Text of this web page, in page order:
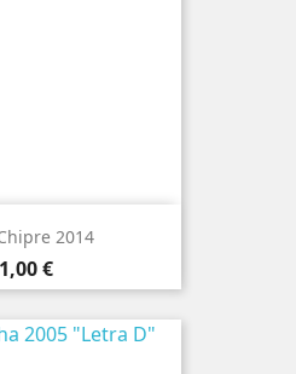
2014
Preço
1,00 €